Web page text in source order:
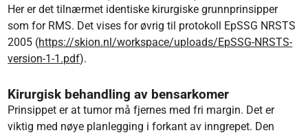
Her er det tilnærmet identiske kirurgiske grunnprinsipper
som for RMS. Det vises for øvrig til protokoll EpSSG NRSTS
2005 (https://skion.nl/workspace/uploads/EpSSG-NRSTS-
version-1-1.pdf).
Kirurgisk behandling av bensarkomer
Prinsippet er at tumor må fjernes med fri margin. Det er
viktig med nøye planlegging i forkant av inngrepet. Den